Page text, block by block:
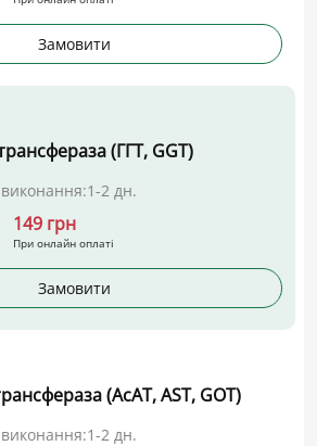
Замовити
(ГГТ, GGT)
1-2 дн.
149 грн
При онлайн оплаті
Замовити
(АсАТ, AST, GOT)
1-2 дн.